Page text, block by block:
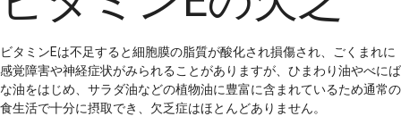
ビタミンEは不足すると細胞膜の脂質が酸化され損傷され、ごくまれに
感覚障害や神経症状がみられることがありますが、ひまわり油やべにば
な油をはじめ、サラダ油などの植物油に豊富に含まれているため通常の
食生活で十分に摂取でき、欠乏症はほとんどありません。